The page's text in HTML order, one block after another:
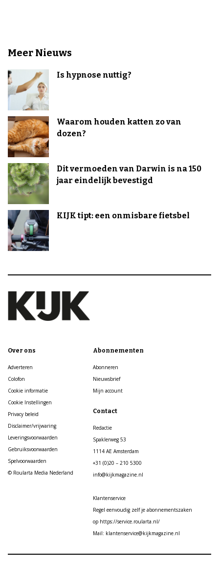
Meer Nieuws
Is hypnose nuttig?
Waarom houden katten zo van
dozen?
Dit vermoeden van Darwin is na 150
jaar eindelijk bevestigd
KIJK tipt: een onmisbare fietsbel
Over ons
Adverteren
Colofon
Cookie informatie
Cookie Instellingen
Privacy beleid
Disclaimer/vrijwaring
Leveringsvoorwaarden
Gebruiksvoorwaarden
Spelvoorwaarden
© Roularta Media Nederland
Abonnementen
Abonneren
Nieuwsbrief
Mijn account
Contact
Redactie
Spaklerweg 53
1114 AE Amsterdam
+31 (0)20 – 210 5300
info@kijkmagazine.nl
Klantenservice
Regel eenvoudig zelf je abonnementszaken
op https://service.roularta.nl/
Mail: klantenservice@kijkmagazine.nl